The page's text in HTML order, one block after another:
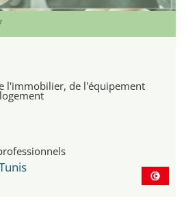
l'immobilier, de l'équipement